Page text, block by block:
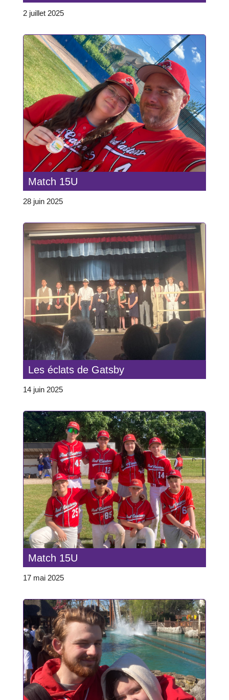
2 juillet 2025
Match 15U
28 juin 2025
Les éclats de Gatsby
14 juin 2025
Match 15U
17 mai 2025